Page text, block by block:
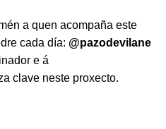
a quen acompaña este
cada día: @pazodevilane
e á
clave neste proxecto.